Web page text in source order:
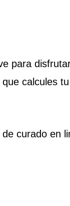
para
calcules
curado en